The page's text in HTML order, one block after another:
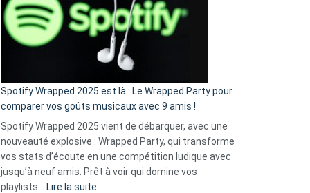
je
n’ai
pas
de
cash
»
Solly
change
la
vie
Spotify Wrapped 2025 est là : Le Wrapped Party pour
comparer vos goûts musicaux avec 9 amis !
Spotify Wrapped 2025 vient de débarquer, avec une
nouveauté explosive : Wrapped Party, qui transforme
vos stats d’écoute en une compétition ludique avec
jusqu’à neuf amis. Prêt à voir qui domine vos
playlists…
Lire la suite